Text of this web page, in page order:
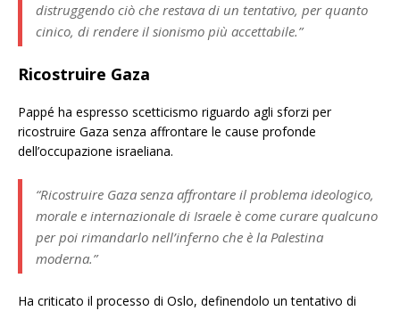
distruggendo ciò che restava di un tentativo, per quanto
cinico, di rendere il sionismo più accettabile.”
Ricostruire Gaza
Pappé ha espresso scetticismo riguardo agli sforzi per
ricostruire Gaza senza affrontare le cause profonde
dell’occupazione israeliana.
“Ricostruire Gaza senza affrontare il problema ideologico,
morale e internazionale di Israele è come curare qualcuno
per poi rimandarlo nell’inferno che è la Palestina
moderna.”
Ha criticato il processo di Oslo, definendolo un tentativo di